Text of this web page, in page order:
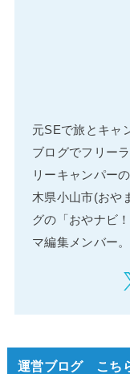
元SEで旅とキャ
ブログでフリー
リーキャンパー
木県小山市(おや
グの「おやナビ
マ編集メンバー
運営ブログ こち